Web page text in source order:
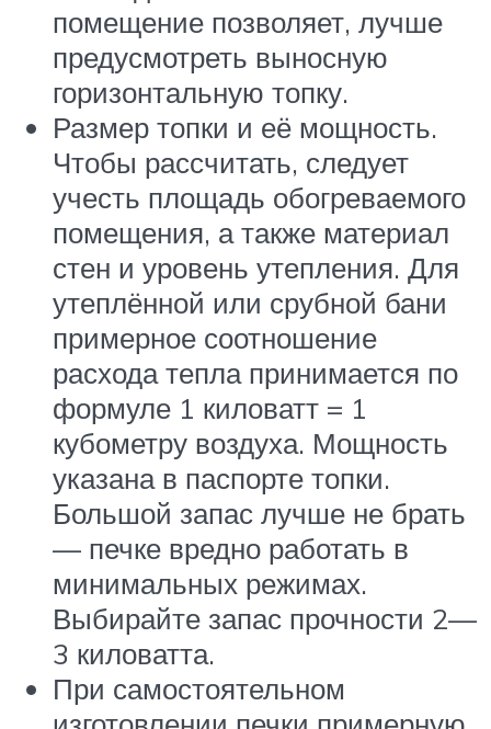
помещение позволяет, лучше
предусмотреть выносную
горизонтальную топку.
Размер топки и её мощность.
Чтобы рассчитать, следует
учесть площадь обогреваемого
помещения, а также материал
стен и уровень утепления. Для
утеплённой или срубной бани
примерное соотношение
расхода тепла принимается по
формуле 1 киловатт = 1
кубометру воздуха. Мощность
указана в паспорте топки.
Большой запас лучше не брать
— печке вредно работать в
минимальных режимах.
Выбирайте запас прочности 2—
3 киловатта.
При самостоятельном